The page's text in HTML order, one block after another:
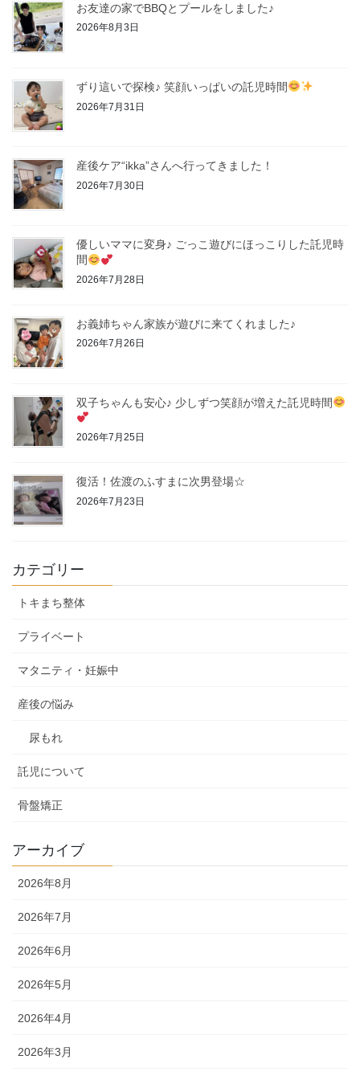
お友達の家でBBQとプールをしました♪
2026年8月3日
ずり這いで探検♪ 笑顔いっぱいの託児時間
2026年7月31日
産後ケア“ikka”さんへ行ってきました！
2026年7月30日
優しいママに変身♪ ごっこ遊びにほっこりした託児時
間
2026年7月28日
お義姉ちゃん家族が遊びに来てくれました♪
2026年7月26日
双子ちゃんも安心♪ 少しずつ笑顔が増えた託児時間
2026年7月25日
復活！佐渡のふすまに次男登場☆
2026年7月23日
カテゴリー
トキまち整体
プライベート
マタニティ・妊娠中
産後の悩み
尿もれ
託児について
骨盤矯正
アーカイブ
2026年8月
2026年7月
2026年6月
2026年5月
2026年4月
2026年3月